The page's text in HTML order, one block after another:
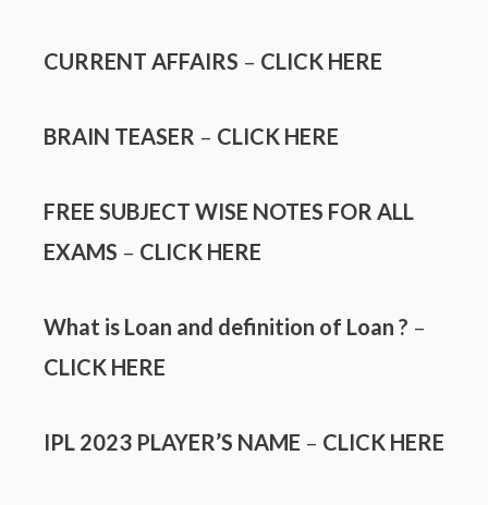
CURRENT AFFAIRS – CLICK HERE
BRAIN TEASER – CLICK HERE
FREE SUBJECT WISE NOTES FOR ALL
EXAMS – CLICK HERE
What is Loan and definition of Loan ? –
CLICK HERE
IPL 2023 PLAYER’S NAME – CLICK HERE